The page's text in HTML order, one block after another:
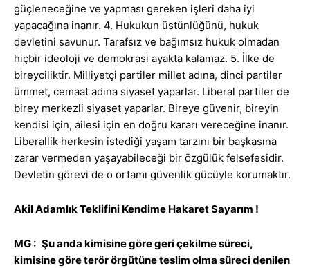
güçleneceğine ve yapması gereken işleri daha iyi
yapacağına inanır. 4. Hukukun üstünlüğünü, hukuk
devletini savunur. Tarafsız ve bağımsız hukuk olmadan
hiçbir ideoloji ve demokrasi ayakta kalamaz. 5. İlke de
bireyciliktir. Milliyetçi partiler millet adına, dinci partiler
ümmet, cemaat adına siyaset yaparlar. Liberal partiler de
birey merkezli siyaset yaparlar. Bireye güvenir, bireyin
kendisi için, ailesi için en doğru kararı vereceğine inanır.
Liberallik herkesin istediği yaşam tarzını bir başkasına
zarar vermeden yaşayabileceği bir özgülük felsefesidir.
Devletin görevi de o ortamı güvenlik gücüyle korumaktır.
Akil Adamlık Teklifini Kendime Hakaret Sayarım !
MG : Şu anda kimisine göre geri çekilme süreci,
kimisine göre terör örgütüne teslim olma süreci denilen